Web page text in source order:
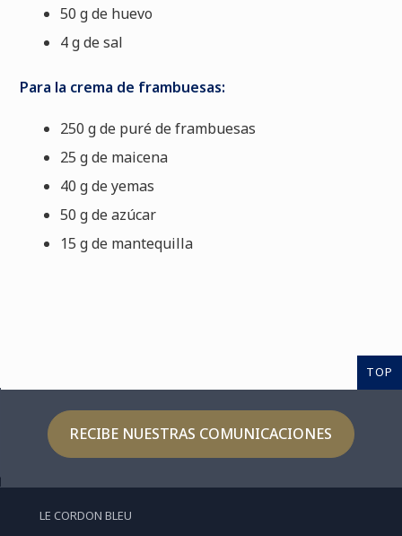
50 g de huevo
4 g de sal
Para la crema de frambuesas:
250 g de puré de frambuesas
25 g de maicena
40 g de yemas
50 g de azúcar
15 g de mantequilla
TOP
RECIBE NUESTRAS COMUNICACIONES
LE CORDON BLEU